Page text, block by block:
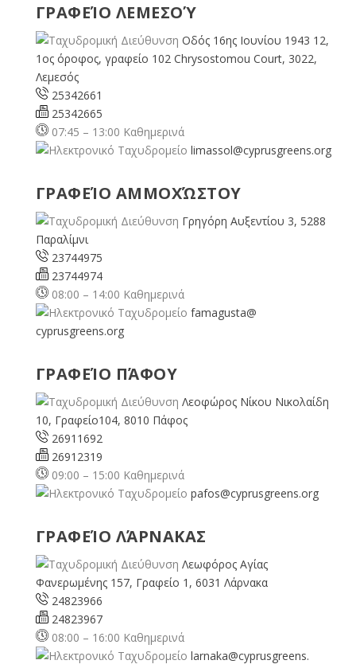
ΓΡΑΦΕΊΟ ΛΕΜΕΣΟΎ
Οδός 16ης Ιουνίου 1943 12,
1ος όροφος, γραφείο 102 Chrysostomou Court, 3022,
Λεμεσός
25342661
25342665
07:45 – 13:00 Καθημερινά
limassol@cyprusgreens.org
ΓΡΑΦΕΊΟ ΑΜΜΟΧΏΣΤΟΥ
Γρηγόρη Αυξεντίου 3, 5288
Παραλίμνι
23744975
23744974
08:00 – 14:00 Καθημερινά
famagusta@
cyprusgreens.org
ΓΡΑΦΕΊΟ ΠΆΦΟΥ
Λεοφώρος Νίκου Νικολαίδη
10, Γραφείο104, 8010 Πάφος
26911692
26912319
09:00 – 15:00 Καθημερινά
pafos@cyprusgreens.org
ΓΡΑΦΕΊΟ ΛΆΡΝΑΚΑΣ
Λεωφόρος Αγίας
Φανερωμένης 157, Γραφείο 1, 6031 Λάρνακα
24823966
24823967
08:00 – 16:00 Καθημερινά
larnaka@cyprusgreens.